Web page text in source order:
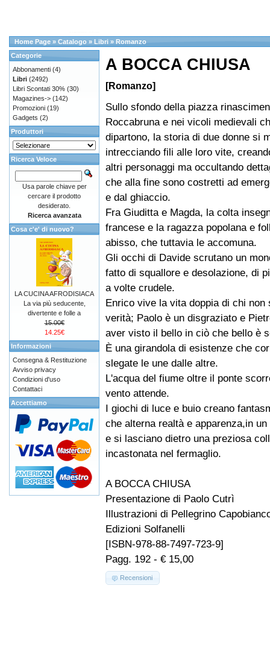
Home Page » Catalogo » Libri » Romanzo
A BOCCA CHIUSA
[Romanzo]
Sullo sfondo della piazza
Roccabruna e nei vicoli medievali
dipartono, la storia di due donne si
intrecciando fili alle loro vite,
altri personaggi ma occultando
che alla fine sono costretti ad
e dal ghiaccio.
Fra Giuditta e Magda, la colta
francese e la ragazza popolana e
abisso, che tuttavia le accomuna.
Gli occhi di Davide scrutano un
fatto di squallore e desolazione, di
a volte crudele.
Enrico vive la vita doppia di chi non
verità; Paolo è un disgraziato e
aver visto il bello in ciò che bello è
È una girandola di esistenze che
slegate le une dalle altre.
L'acqua del fiume oltre il ponte
vento attende.
I giochi di luce e buio creano
che alterna realtà e apparenza,in
e si lasciano dietro una preziosa
incastonata nel fermaglio.
A BOCCA CHIUSA
Presentazione di Paolo Cutrì
Illustrazioni di Pellegrino
Edizioni Solfanelli
[ISBN-978-88-7497-723-9]
Pagg. 192 - € 15,00
Recensioni
Categorie
Abbonamenti (4)
Libri (2492)
Libri Scontati 30% (30)
Magazines-> (142)
Promozioni (19)
Gadgets (2)
Produttori
Ricerca Veloce
Usa parole chiave per
cercare il prodotto
desiderato.
Ricerca avanzata
Cosa c'e' di nuovo?
LA CUCINA AFRODISIACA
La via più seducente,
divertente e folle a
15.00€
14.25€
Informazioni
Consegna & Restituzione
Avviso privacy
Condizioni d'uso
Contattaci
Accettiamo